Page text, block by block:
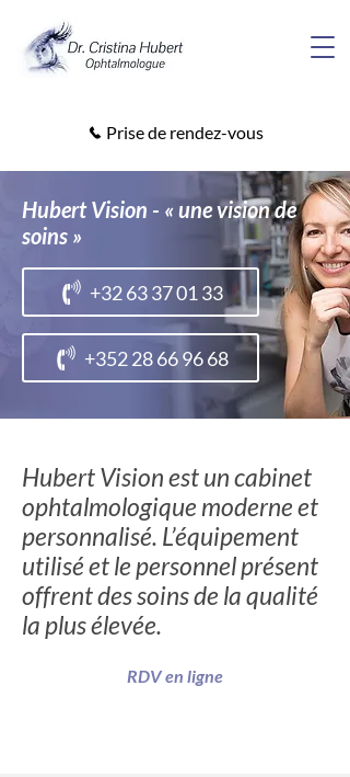
Prise de rendez-vous
Hubert Vision - « une vision de
soins »
+32 63 37 01 33
+352 28 66 96 68
Hubert Vision est un cabinet
ophtalmologique moderne et
personnalisé. L’équipement
utilisé et le personnel présent
offrent des soins de la qualité
la plus élevée.
RDV en ligne